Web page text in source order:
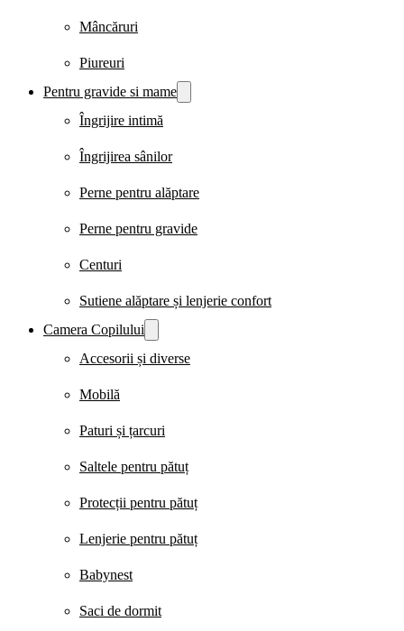
Mâncăruri
Piureuri
Pentru gravide si mame
Îngrijire intimă
Îngrijirea sânilor
Perne pentru alăptare
Perne pentru gravide
Centuri
Sutiene alăptare și lenjerie confort
Camera Copilului
Accesorii și diverse
Mobilă
Paturi și țarcuri
Saltele pentru pătuț
Protecții pentru pătuț
Lenjerie pentru pătuț
Babynest
Saci de dormit